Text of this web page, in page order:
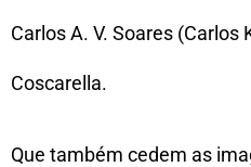
Carlos A. V. Soares (Carlos
Coscarella.
Que também cedem as